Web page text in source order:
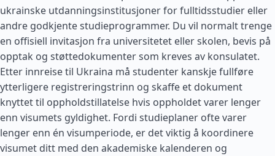
ukrainske utdanningsinstitusjoner for fulltidsstudier eller
andre godkjente studieprogrammer. Du vil normalt trenge
en offisiell invitasjon fra universitetet eller skolen, bevis på
opptak og støttedokumenter som kreves av konsulatet.
Etter innreise til Ukraina må studenter kanskje fullføre
ytterligere registreringstrinn og skaffe et dokument
knyttet til oppholdstillatelse hvis oppholdet varer lenger
enn visumets gyldighet. Fordi studieplaner ofte varer
lenger enn én visumperiode, er det viktig å koordinere
visumet ditt med den akademiske kalenderen og